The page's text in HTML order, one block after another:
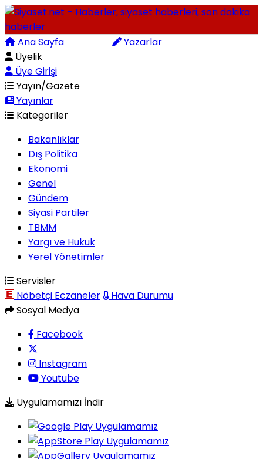
Ana Sayfa
Yazarlar
Üyelik
Üye Girişi
Yayın/Gazete
Yayınlar
Kategoriler
Bakanlıklar
Dış Politika
Ekonomi
Genel
Gündem
Siyasi Partiler
TBMM
Yargı ve Hukuk
Yerel Yönetimler
Servisler
Nöbetçi Eczaneler
Hava Durumu
Sosyal Medya
Facebook
Instagram
Youtube
Uygulamamızı İndir